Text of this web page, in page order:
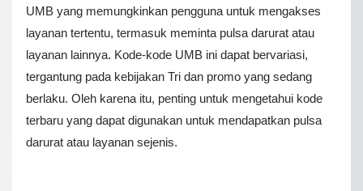
UMB yang memungkinkan pengguna untuk mengakses
layanan tertentu, termasuk meminta pulsa darurat atau
layanan lainnya. Kode-kode UMB ini dapat bervariasi,
tergantung pada kebijakan Tri dan promo yang sedang
berlaku. Oleh karena itu, penting untuk mengetahui kode
terbaru yang dapat digunakan untuk mendapatkan pulsa
darurat atau layanan sejenis.